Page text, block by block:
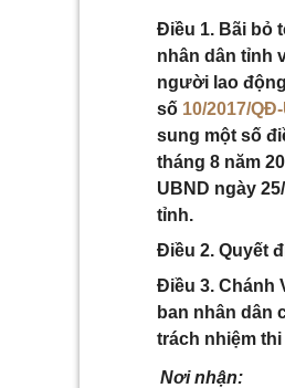
Điều 1. Bãi bỏ
nhân dân tỉnh
người lao
số 10/2017/
sung một số
tháng 8 năm
UBND ngày
tỉnh.
Điều 2. Quyết
Điều 3. Chánh
ban nhân dân
trách nhiệm
Nơi nhận: